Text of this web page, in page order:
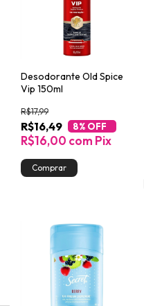
Desodorante Old Spice
Vip 150ml
R$16,49
R$17,99
8% OFF
R$16,00 com Pix